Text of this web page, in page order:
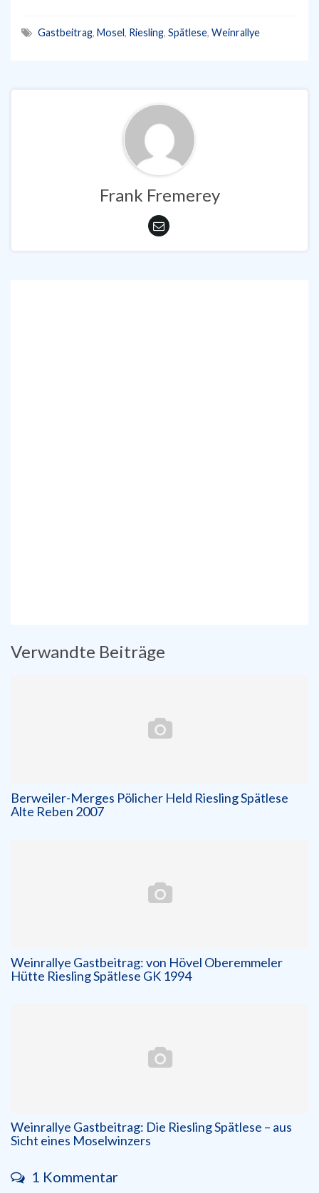
Gastbeitrag, Mosel, Riesling, Spätlese, Weinrallye
Frank Fremerey
Verwandte Beiträge
Berweiler-Merges Pölicher Held Riesling Spätlese
Alte Reben 2007
Weinrallye Gastbeitrag: von Hövel Oberemmeler
Hütte Riesling Spätlese GK 1994
Weinrallye Gastbeitrag: Die Riesling Spätlese – aus
Sicht eines Moselwinzers
1 Kommentar